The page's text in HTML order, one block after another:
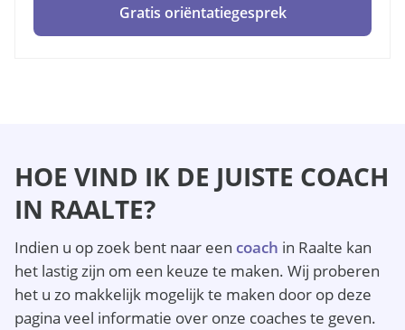
Gratis oriëntatiegesprek
HOE VIND IK DE JUISTE COACH
IN RAALTE?
Indien u op zoek bent naar een coach in Raalte kan
het lastig zijn om een keuze te maken. Wij proberen
het u zo makkelijk mogelijk te maken door op deze
pagina veel informatie over onze coaches te geven.